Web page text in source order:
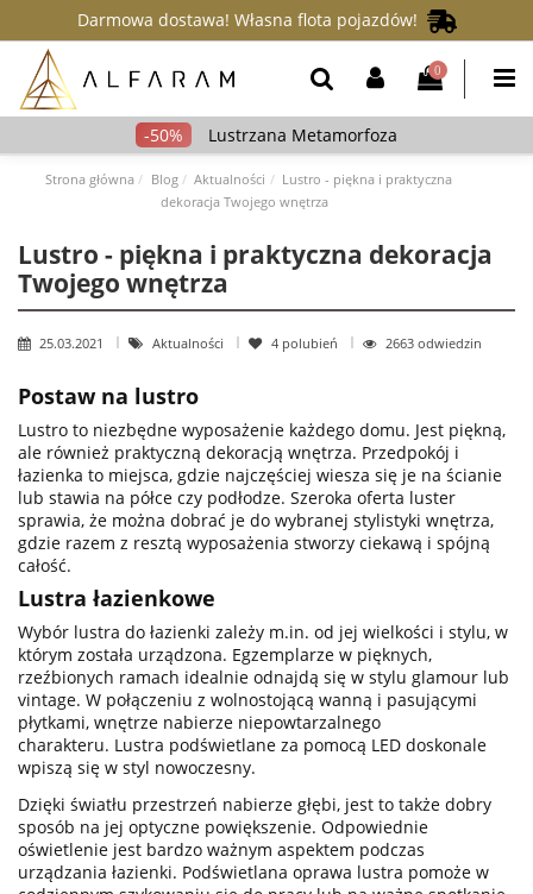
Darmowa dostawa! Własna flota pojazdów!
0
Lustrzana Metamorfoza
Strona główna Blog Aktualności
Lustro - piękna i praktyczna
dekoracja Twojego wnętrza
Lustro - piękna i praktyczna dekoracja
Twojego wnętrza
25.03.2021 Aktualności 4 polubień 2663 odwiedzin
Postaw na lustro
Lustro to niezbędne wyposażenie każdego domu. Jest piękną,
ale również praktyczną dekoracją wnętrza. Przedpokój i
łazienka to miejsca, gdzie najczęściej wiesza się je na ścianie
lub stawia na półce czy podłodze. Szeroka oferta luster
sprawia, że można dobrać je do wybranej stylistyki wnętrza,
gdzie razem z resztą wyposażenia stworzy ciekawą i spójną
całość.
Lustra łazienkowe
Wybór lustra do łazienki zależy m.in. od jej wielkości i stylu, w
którym została urządzona. Egzemplarze w pięknych,
rzeźbionych ramach idealnie odnajdą się w stylu glamour lub
vintage. W połączeniu z wolnostojącą wanną i pasującymi
płytkami, wnętrze nabierze niepowtarzalnego
charakteru. Lustra podświetlane za pomocą LED doskonale
wpiszą się w styl nowoczesny.
Dzięki światłu przestrzeń nabierze głębi, jest to także dobry
sposób na jej optyczne powiększenie. Odpowiednie
oświetlenie jest bardzo ważnym aspektem podczas
urządzania łazienki. Podświetlana oprawa lustra pomoże w